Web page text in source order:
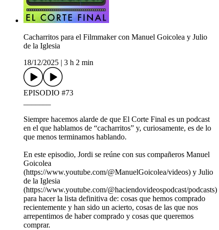
Cacharritos para el Filmmaker con Manuel Goicolea y Julio
de la Iglesia
18/12/2025
3 h 2 min
EPISODIO #73
Siempre hacemos alarde de que El Corte Final es un podcast
en el que hablamos de “cacharritos” y, curiosamente, es de lo
que menos terminamos hablando.
En este episodio, Jordi se reúne con sus compañeros Manuel
Goicolea
(https://www.youtube.com/@ManuelGoicolea/videos) y Julio
de la Iglesia
(https://www.youtube.com/@haciendovideospodcast/podcasts)
para hacer la lista definitiva de: cosas que hemos comprado
recientemente y han sido un acierto, cosas de las que nos
arrepentimos de haber comprado y cosas que queremos
comprar.